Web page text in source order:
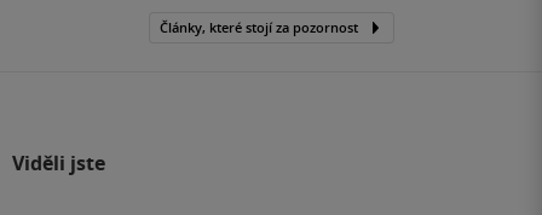
Články, které stojí za pozornost
Viděli jste